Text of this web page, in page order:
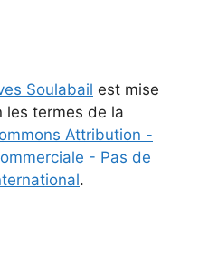
Soulabail est mise
les termes de la
Attribution -
- Pas de
.